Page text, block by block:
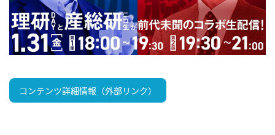
コンテンツ詳細情報（外部リンク）